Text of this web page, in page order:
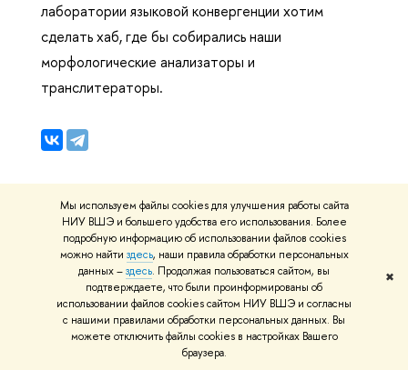
Мы используем файлы cookies для улучшения работы сайта
НИУ ВШЭ и большего удобства его использования. Более
подробную информацию об использовании файлов cookies
можно найти здесь, наши правила обработки персональных
данных –здесь. Продолжая пользоваться сайтом, вы
подтверждаете, что были проинформированы об
использовании файлов cookies сайтом НИУ ВШЭ и согласны
с нашими правилами обработки персональных данных. Вы
можете отключить файлы cookies в настройках Вашего
браузера.
✖
лаборатории языковой конвергенции хотим
сделать хаб, где бы собирались наши
морфологические анализаторы и
транслитераторы.
Дата 20 августа, 2025 г.
Анцупова
Анастасия
Владиславовна
Международная